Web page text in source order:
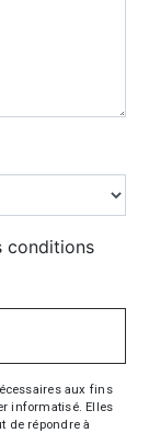
conditions
aux fins
informatisé. Elles
de répondre à